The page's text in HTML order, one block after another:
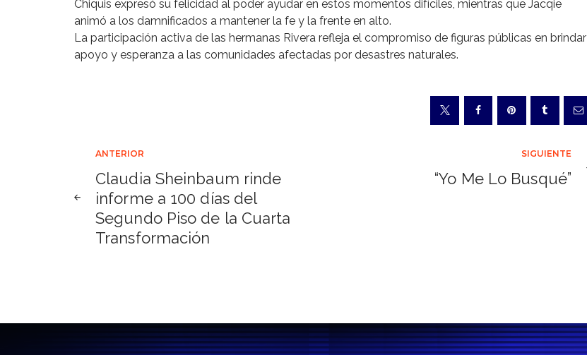
Chiquis expresó su felicidad al poder ayudar en estos momentos difíciles, mientras que Jacqie
animó a los damnificados a mantener la fe y la frente en alto.
La participación activa de las hermanas Rivera refleja el compromiso de figuras públicas en brindar
apoyo y esperanza a las comunidades afectadas por desastres naturales.
Navegación
de
entradas
ANTERIOR
Claudia Sheinbaum rinde
informe a 100 días del
Segundo Piso de la Cuarta
Transformación
SIGUIENTE
“Yo Me Lo Busqué”